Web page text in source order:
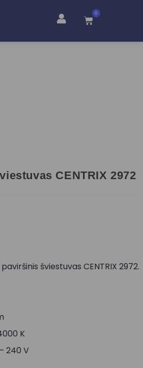
0
CENTRIX 2972
šviestuvas CENTRIX 2972.
K
240 V